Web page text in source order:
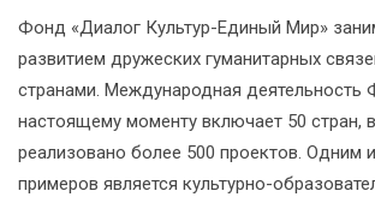
Фонд «Диалог Культур-Единый Мир»
развитием дружеских гуманитарных
странами. Международная деятельность
настоящему моменту включает 50 стран,
реализовано более 500 проектов. Одним
примеров является культурно-